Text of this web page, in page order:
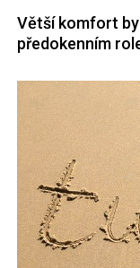
Větší komfort
předokenním